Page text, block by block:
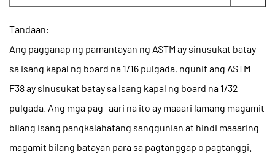
Tandaan:
Ang pagganap ng pamantayan ng ASTM ay sinusukat batay
sa isang kapal ng board na 1/16 pulgada, ngunit ang ASTM
F38 ay sinusukat batay sa isang kapal ng board na 1/32
pulgada. Ang mga pag -aari na ito ay maaari lamang magamit
bilang isang pangkalahatang sanggunian at hindi maaaring
magamit bilang batayan para sa pagtanggap o pagtanggi.